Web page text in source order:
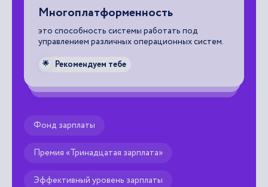
Многоплатформенность
это способность системы работать под
управлением различных операционных систем.
🌟 Рекомендуем тебе
Фонд зарплаты
Премия «Тринадцатая зарплата»
Эффективный уровень зарплаты